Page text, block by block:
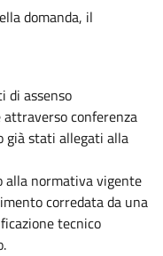
domanda, il
di assenso
conferenza
già stati allegati alla
normativa vigente
corredata da una
tecnico